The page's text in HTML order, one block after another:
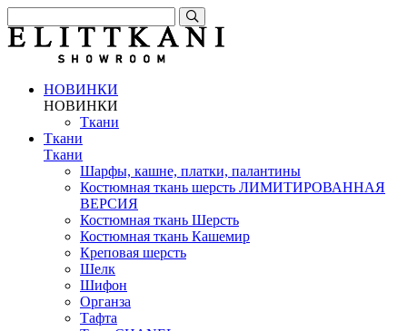
НОВИНКИ
НОВИНКИ
Ткани
Ткани
Ткани
Шарфы, кашне, платки, палантины
Костюмная ткань шерсть ЛИМИТИРОВАННАЯ
ВЕРСИЯ
Костюмная ткань Шерсть
Костюмная ткань Кашемир
Креповая шерсть
Шелк
Шифон
Органза
Тафта